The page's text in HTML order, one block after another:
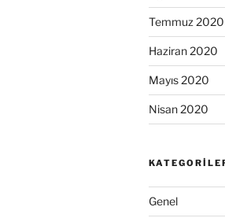
Temmuz 2020
Haziran 2020
Mayıs 2020
Nisan 2020
Genel